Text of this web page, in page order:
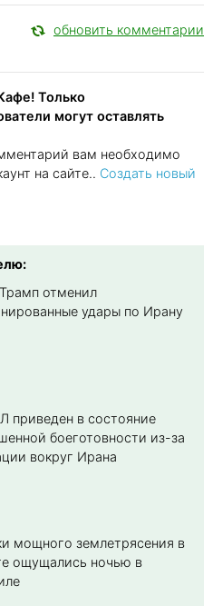
обновить комментарии
Только
могут оставлять
вам необходимо
на сайте.. Создать новый
отменил
удары по Ирану
приведен в состояние
боеготовности из-за
вокруг Ирана
мощного землетрясения в
ощущались ночью в